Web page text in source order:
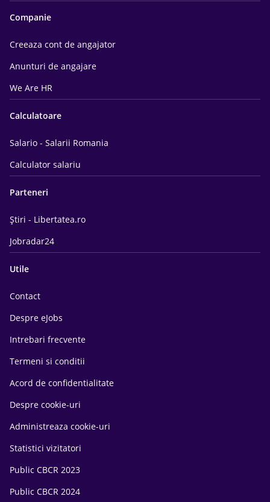
Companie
Creeaza cont de angajator
Anunturi de angajare
We Are HR
Calculatoare
Salario - Salarii Romania
Calculator salariu
Parteneri
Știri - Libertatea.ro
Jobradar24
Utile
Contact
Despre eJobs
Intrebari frecvente
Termeni si conditii
Acord de confidentialitate
Despre cookie-uri
Administreaza cookie-uri
Statistici vizitatori
Public CBCR 2023
Public CBCR 2024